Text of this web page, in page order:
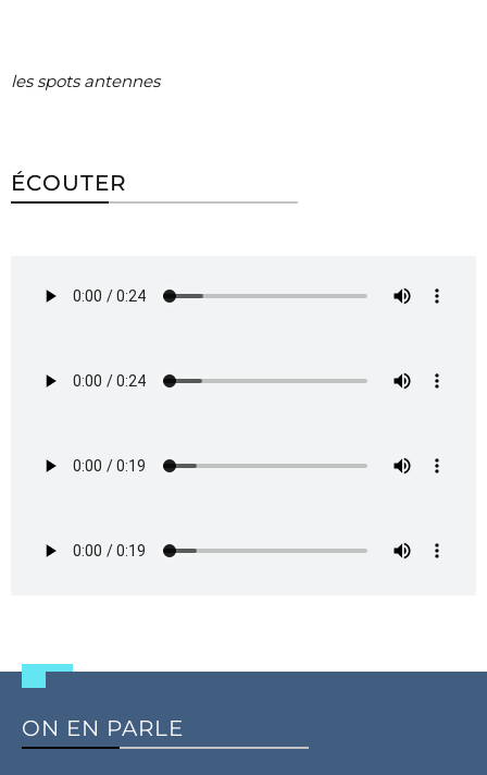
les spots antennes
ÉCOUTER
ON EN PARLE